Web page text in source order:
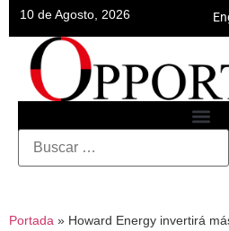
10 de Agosto, 2026
Portada » Howard Energy invertirá